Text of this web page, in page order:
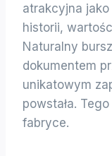
atrakcyjna
historii,
Naturalny
dokumentem
unikatowym
powstała.
fabryce.